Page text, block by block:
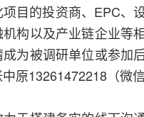
目的投资商、EPC、
构以及产业链企业等
为被调研单位或参加
原13261472218（微信